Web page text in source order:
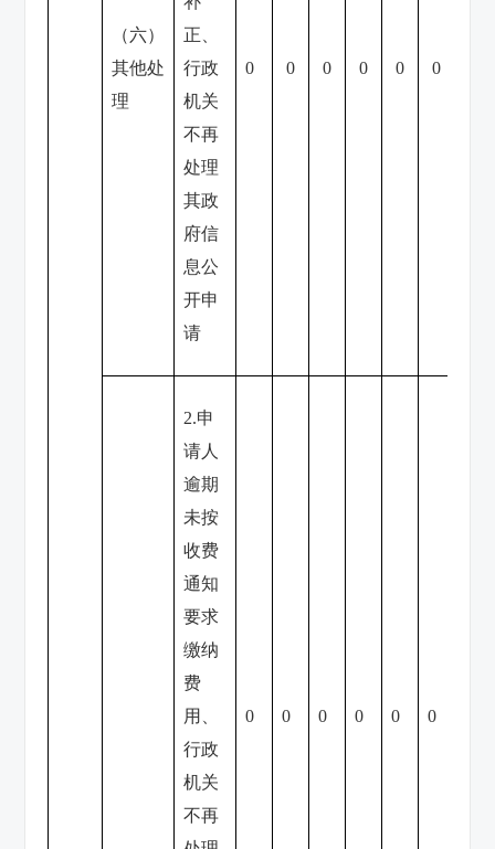
（六）
其他处
理
正、
行政
机关
不再
处理
其政
府信
息公
开申
请
0 0 0 0 0 0
2.申
请人
逾期
未按
收费
通知
要求
缴纳
费
用、
行政
机关
不再
0 0 0 0 0 0